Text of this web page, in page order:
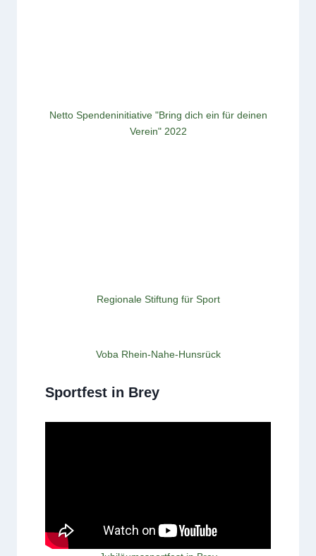
Netto Spendeninitiative "Bring dich ein für deinen
Verein" 2022
Regionale Stiftung für Sport
Voba Rhein-Nahe-Hunsrück
Sportfest in Brey